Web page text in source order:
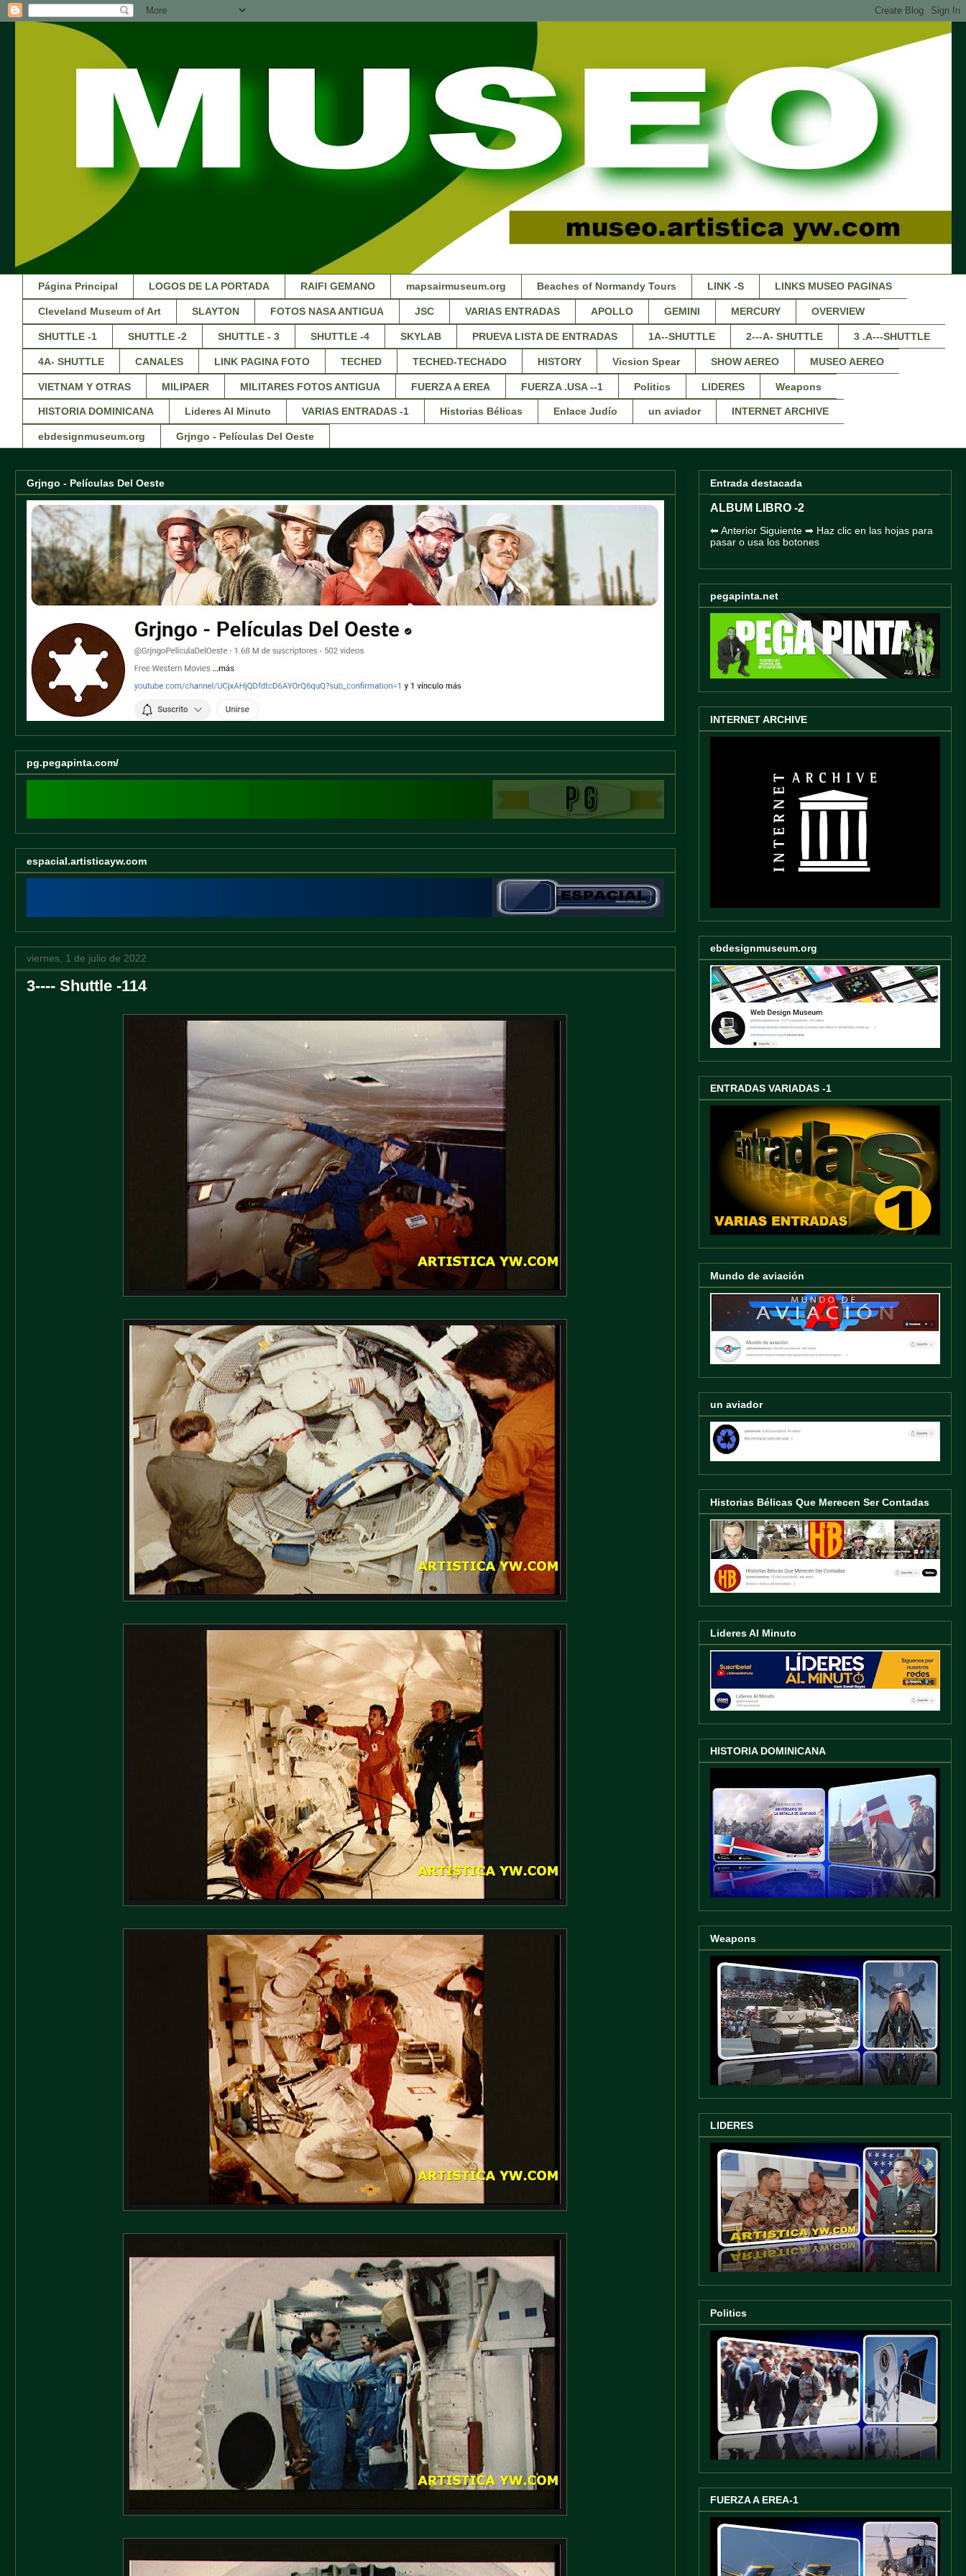
Página Principal LOGOS DE LA PORTADA RAIFI GEMANO mapsairmuseum.org Beaches of Normandy Tours LINK -S LINKS MUSEO PAGINAS
Cleveland Museum of Art SLAYTON FOTOS NASA ANTIGUA JSC VARIAS ENTRADAS APOLLO GEMINI MERCURY OVERVIEW
SHUTTLE -1 SHUTTLE -2 SHUTTLE - 3 SHUTTLE -4 SKYLAB PRUEVA LISTA DE ENTRADAS 1A--SHUTTLE 2---A- SHUTTLE 3 .A---SHUTTLE
4A- SHUTTLE CANALES LINK PAGINA FOTO TECHED TECHED-TECHADO HISTORY Vicsion Spear SHOW AEREO MUSEO AEREO
VIETNAM Y OTRAS MILIPAER MILITARES FOTOS ANTIGUA FUERZA A EREA FUERZA .USA --1 Politics LIDERES Weapons
HISTORIA DOMINICANA Lideres Al Minuto VARIAS ENTRADAS -1 Historias Bélicas Enlace Judío un aviador INTERNET ARCHIVE
ebdesignmuseum.org Grjngo - Películas Del Oeste
Grjngo - Películas Del Oeste
pg.pegapinta.com/
espacial.artisticayw.com
viernes, 1 de julio de 2022
3---- Shuttle -114
Entrada destacada
ALBUM LIBRO -2
⬅ Anterior Siguiente ➡ Haz clic en las hojas para
pasar o usa los botones
pegapinta.net
INTERNET ARCHIVE
ebdesignmuseum.org
ENTRADAS VARIADAS -1
Mundo de aviación
un aviador
Historias Bélicas Que Merecen Ser Contadas
Lideres Al Minuto
HISTORIA DOMINICANA
Weapons
LIDERES
Politics
FUERZA A EREA-1